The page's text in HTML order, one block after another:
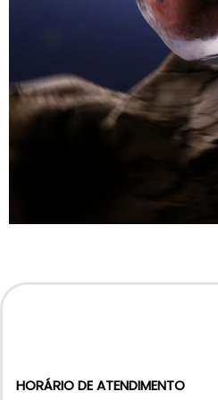
HORÁRIO DE ATENDIMENTO